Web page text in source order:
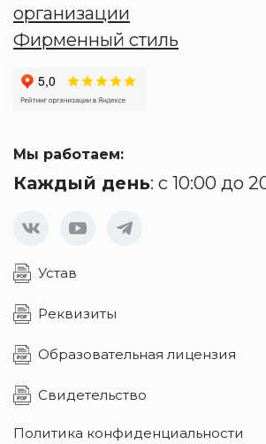
организации
Фирменный стиль
Мы работаем:
Каждый день: с 10:00 до
Устав
Реквизиты
Образовательная лицензия
Свидетельство
Политика конфиденциальности